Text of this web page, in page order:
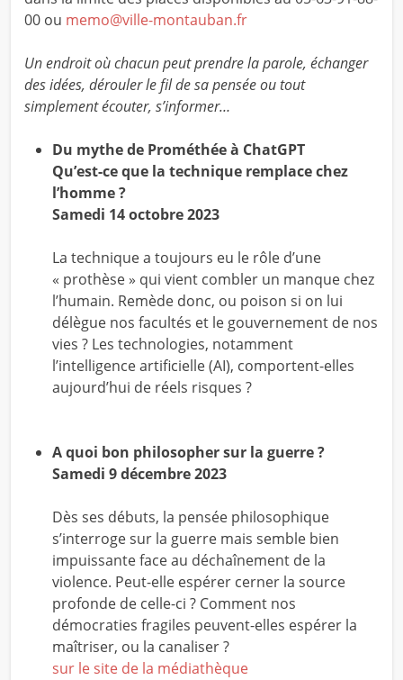
00 ou memo@ville-montauban.fr
Un endroit où chacun peut prendre la parole, échanger
des idées, dérouler le fil de sa pensée ou tout
simplement écouter, s’informer…
Du mythe de Prométhée à ChatGPT
Qu’est-ce que la technique remplace chez
l’homme ?
Samedi 14 octobre 2023
La technique a toujours eu le rôle d’une
« prothèse » qui vient combler un manque chez
l’humain. Remède donc, ou poison si on lui
délègue nos facultés et le gouvernement de nos
vies ? Les technologies, notamment
l’intelligence artificielle (AI), comportent-elles
aujourd’hui de réels risques ?
A quoi bon philosopher sur la guerre ?
Samedi 9 décembre 2023
Dès ses débuts, la pensée philosophique
s’interroge sur la guerre mais semble bien
impuissante face au déchaînement de la
violence. Peut-elle espérer cerner la source
profonde de celle-ci ? Comment nos
démocraties fragiles peuvent-elles espérer la
maîtriser, ou la canaliser ?
sur le site de la médiathèque